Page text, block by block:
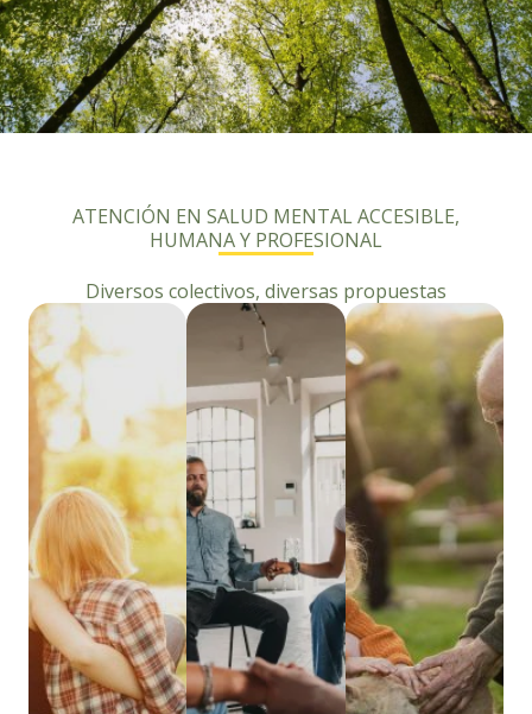
ATENCIÓN EN SALUD MENTAL ACCESIBLE,
HUMANA Y PROFESIONAL
Diversos colectivos, diversas propuestas